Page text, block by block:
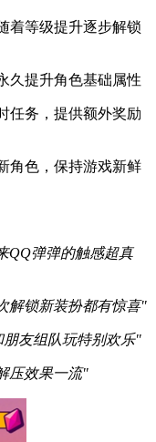
着等级提升逐步解锁
久提升角色基础属性
任务，提供额外奖励
角色，保持游戏新鲜
QQ弹弹的触感超真
解锁新装扮都有惊喜"
友组队玩特别欢乐"
压效果一流"